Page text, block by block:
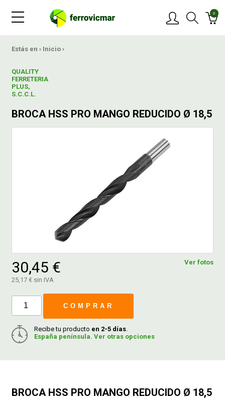
0
Estás en › Inicio ›
QUALITY
FERRETERIA
PLUS,
S.C.C.L.
BROCA HSS PRO MANGO REDUCIDO Ø 18,5
Ver fotos
30,45 €
25,17 € sin IVA
COMPRAR
Recibe tu producto en 2-5 días.
España península. Ver otras opciones
BROCA HSS PRO MANGO REDUCIDO Ø 18,5
OFERTAS
BLOG
CONTACTAR
FERROVICMAR
DESPIECE